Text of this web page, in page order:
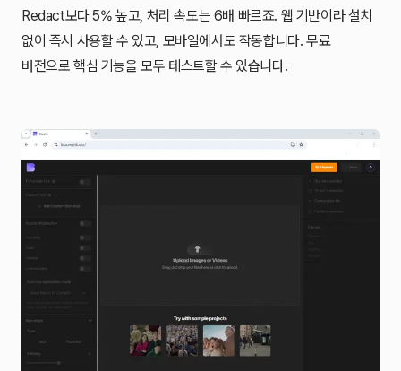
Redact보다 5% 높고, 처리 속도는 6배 빠르죠. 웹 기반이라 설치
없이 즉시 사용할 수 있고, 모바일에서도 작동합니다. 무료
버전으로 핵심 기능을 모두 테스트할 수 있습니다.